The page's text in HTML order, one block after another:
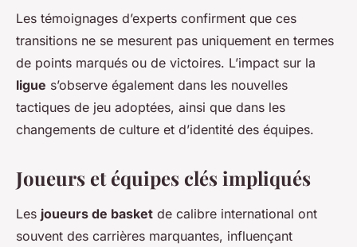
Les témoignages d’experts confirment que ces
transitions ne se mesurent pas uniquement en termes
de points marqués ou de victoires. L’impact sur la
ligue s’observe également dans les nouvelles
tactiques de jeu adoptées, ainsi que dans les
changements de culture et d’identité des équipes.
Joueurs et équipes clés impliqués
Les joueurs de basket de calibre international ont
souvent des carrières marquantes, influençant